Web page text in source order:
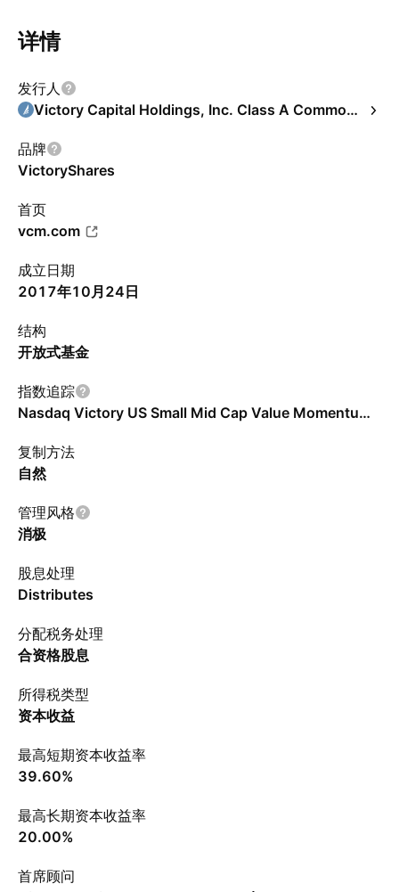
详情
发行人
Victory Capital Holdings, Inc. Class A Common Stock
品牌
VictoryShares
首页
vcm.com
成立日期
2017年10月24日
结构
开放式基金
指数追踪
Nasdaq Victory US Small Mid Cap Value Momentum Index - Benchmark TR Gross
复制方法
自然
管理风格
消极
股息处理
Distributes
分配税务处理
合资格股息
所得税类型
资本收益
最高短期资本收益率
39.60%
最高长期资本收益率
20.00%
首席顾问